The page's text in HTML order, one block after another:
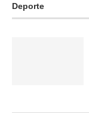
Deporte